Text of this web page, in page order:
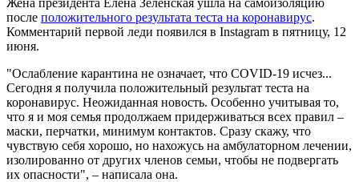
после положительного результата теста на коронавирус.
Комментарий первой леди появился в Instagram в пятницу, 12
июня.
"Ослабление карантина не означает, что COVID-19 исчез...
Сегодня я получила положительный результат теста на
коронавирус. Неожиданная новость. Особенно учитывая то,
что я и моя семья продолжаем придерживаться всех правил –
маски, перчатки, минимум контактов. Сразу скажу, что
чувствую себя хорошо, но нахожусь на амбулаторном лечении,
изолированно от других членов семьи, чтобы не подвергать
их опасности", – написала она.